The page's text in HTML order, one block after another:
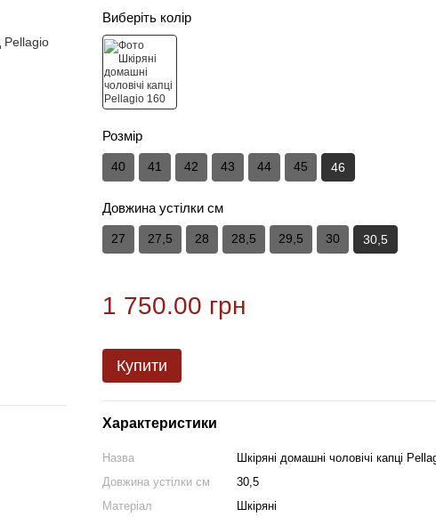
Виберіть колір
Розмір
40 41 42 43 44 45 46
Довжина устілки см
27 27,5 28 28,5 29,5 30 30,5
1 750.00 грн
Купити
Характеристики
Назва
Шкіряні домашні чоловічі капці
Довжина устілки см
30,5
Матеріал
Шкіряні